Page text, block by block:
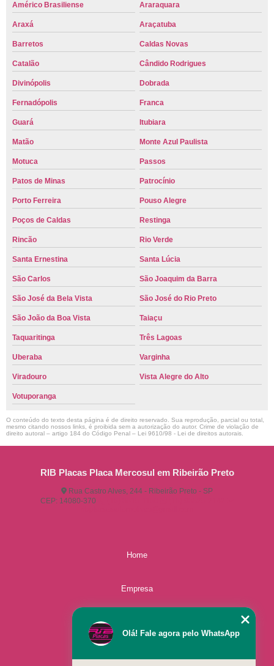
Américo Brasiliense
Araraquara
Araxá Araçatuba
Barretos Caldas Novas
Catalão Cândido Rodrigues
Divinópolis Dobrada
Fernadópolis Franca
Guará Itubiara
Matão Monte Azul Paulista
Motuca Passos
Patos de Minas Patrocínio
Porto Ferreira Pouso Alegre
Poços de Caldas Restinga
Rincão Rio Verde
Santa Ernestina Santa Lúcia
São Carlos São Joaquim da Barra
São José da Bela Vista São José do Rio Preto
São João da Boa Vista Taiaçu
Taquaritinga Três Lagoas
Uberaba Varginha
Viradouro Vista Alegre do Alto
Votuporanga
O conteúdo do texto desta página é de direito reservado. Sua reprodução, parcial ou total,
mesmo citando nossos links, é proibida sem a autorização do autor. Crime de violação de
direito autoral – artigo 184 do Código Penal – Lei 9610/98 - Lei de direitos autorais
RIB Placas Placa Mercosul em Ribeirão Preto
Rua Castro Alves, 244 - Ribeirão Preto - SP
CEP: 14080-370
Home
Empresa
Olá! Fale agora pelo WhatsApp